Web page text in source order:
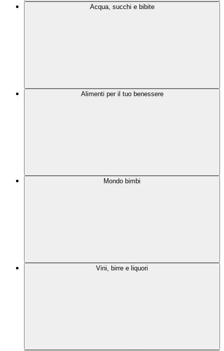
Acqua, succhi e bibite
Alimenti per il tuo benessere
Mondo bimbi
Vini, birre e liquori